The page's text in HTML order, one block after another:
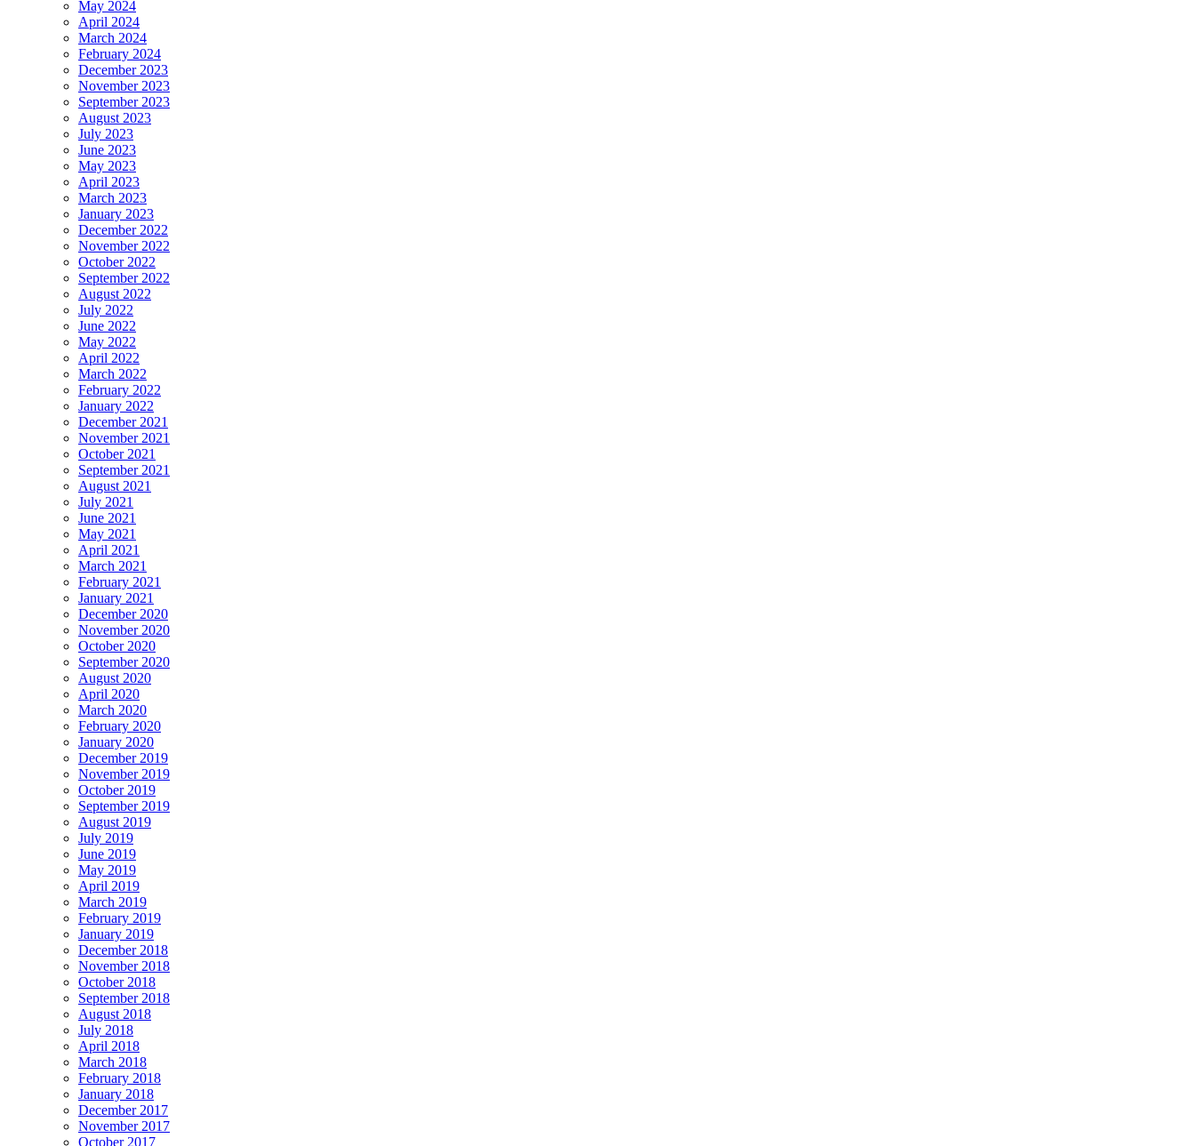
May 2024
April 2024
March 2024
February 2024
December 2023
November 2023
September 2023
August 2023
July 2023
June 2023
May 2023
April 2023
March 2023
January 2023
December 2022
November 2022
October 2022
September 2022
August 2022
July 2022
June 2022
May 2022
April 2022
March 2022
February 2022
January 2022
December 2021
November 2021
October 2021
September 2021
August 2021
July 2021
June 2021
May 2021
April 2021
March 2021
February 2021
January 2021
December 2020
November 2020
October 2020
September 2020
August 2020
April 2020
March 2020
February 2020
January 2020
December 2019
November 2019
October 2019
September 2019
August 2019
July 2019
June 2019
May 2019
April 2019
March 2019
February 2019
January 2019
December 2018
November 2018
October 2018
September 2018
August 2018
July 2018
April 2018
March 2018
February 2018
January 2018
December 2017
November 2017
October 2017